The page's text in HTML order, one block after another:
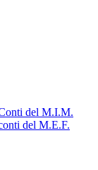
del M.I.M.
del M.E.F.